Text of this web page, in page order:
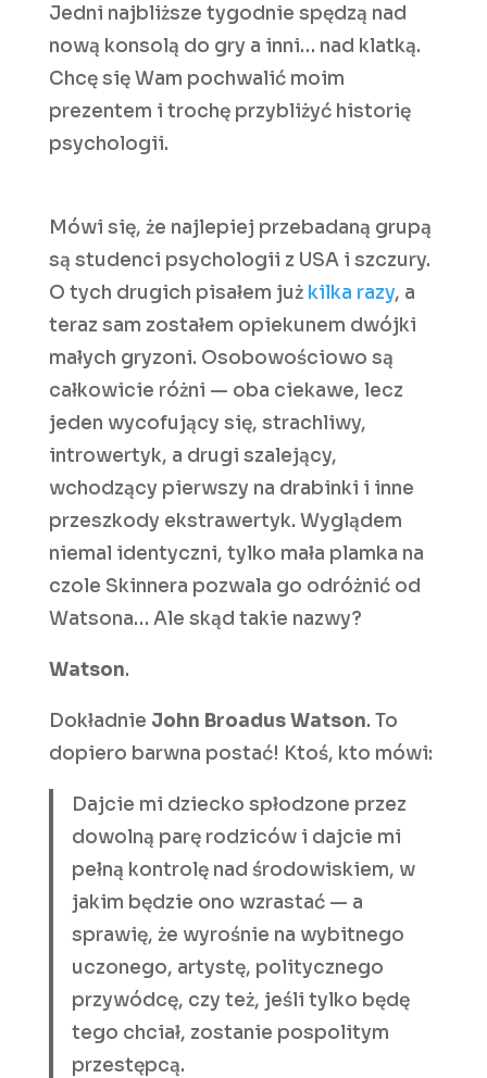
Jedni najbliższe tygodnie spędzą nad
nową konsolą do gry a inni… nad klatką.
Chcę się Wam pochwalić moim
prezentem i trochę przybliżyć historię
psychologii.
Mówi się, że najlepiej przebadaną grupą
są studenci psychologii z USA i szczury.
O tych drugich pisałem już kilka razy, a
teraz sam zostałem opiekunem dwójki
małych gryzoni. Osobowościowo są
całkowicie różni — oba ciekawe, lecz
jeden wycofujący się, strachliwy,
introwertyk, a drugi szalejący,
wchodzący pierwszy na drabinki i inne
przeszkody ekstrawertyk. Wyglądem
niemal identyczni, tylko mała plamka na
czole Skinnera pozwala go odróżnić od
Watsona… Ale skąd takie nazwy?
Watson.
Dokładnie John Broadus Watson. To
dopiero barwna postać! Ktoś, kto mówi:
Dajcie mi dziecko spłodzone przez
dowolną parę rodziców i dajcie mi
pełną kontrolę nad środowiskiem, w
jakim będzie ono wzrastać — a
sprawię, że wyrośnie na wybitnego
uczonego, artystę, politycznego
przywódcę, czy też, jeśli tylko będę
tego chciał, zostanie pospolitym
przestępcą.